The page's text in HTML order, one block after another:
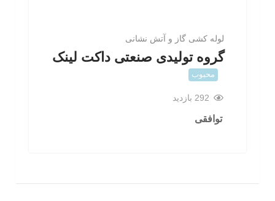
لوله کشی گاز و آتش نشانی
گروه تولیدی صنعتی داکت لینک
محبوب
292 بازدید
توافقی